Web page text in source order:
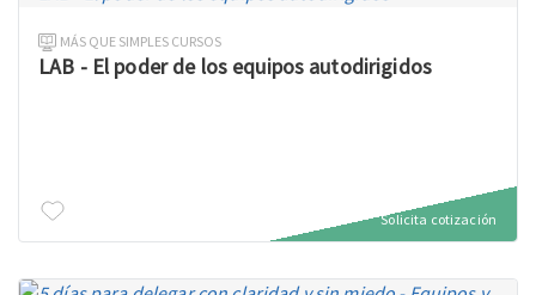
MÁS QUE SIMPLES CURSOS
LAB - El poder de los equipos autodirigidos
Solicita cotización